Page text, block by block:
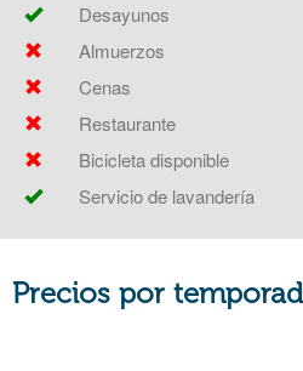
Desayunos
Almuerzos
Cenas
Restaurante
Bicicleta disponible
Servicio de lavandería
Precios por